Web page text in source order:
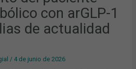
con arGLP-1
de actualidad
/ 4 de junio de 2026